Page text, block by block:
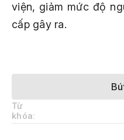
viện, giảm mức độ
cấp gây ra.
Từ
khóa: